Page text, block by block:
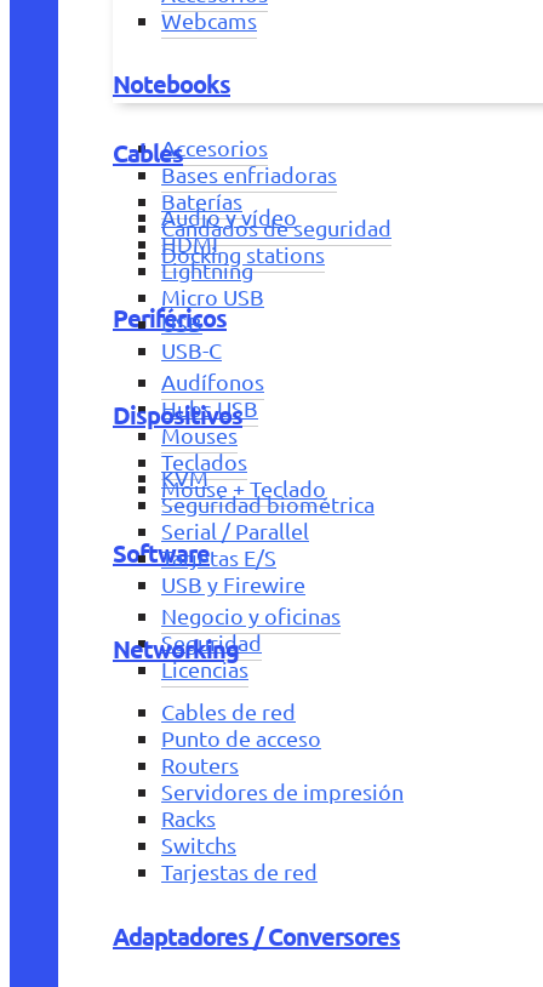
Webcams
Notebooks
Accesorios
Bases enfriadoras
Baterías
Candados de seguridad
Docking stations
Periféricos
Audífonos
Hubs USB
Mouses
Teclados
Mouse + Teclado
Software
Negocio y oficinas
Seguridad
Licencias
Cables
Audio y vídeo
HDMI
Lightning
Micro USB
USB
USB-C
Dispositivos
KVM
Seguridad biométrica
Serial / Parallel
Tarjetas E/S
USB y Firewire
Networking
Cables de red
Punto de acceso
Routers
Servidores de impresión
Racks
Switchs
Tarjestas de red
Adaptadores / Conversores